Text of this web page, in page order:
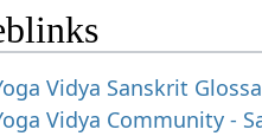
Vidya Sanskrit
Vidya Community -